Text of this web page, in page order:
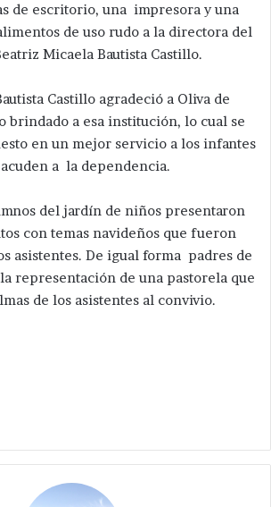
de escritorio, una impresora y una
de uso rudo a la directora del
Micaela Bautista Castillo.
Castillo agradeció a Oliva de
brindado a esa institución, lo cual se
en un mejor servicio a los infantes
a la dependencia.
del jardín de niños presentaron
con temas navideños que fueron
asistentes. De igual forma padres de
representación de una pastorela que
de los asistentes al convivio.